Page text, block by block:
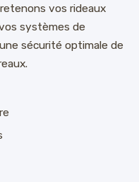
vos rideaux
systèmes de
sécurité optimale de